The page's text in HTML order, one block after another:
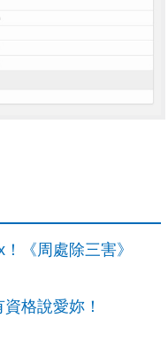
《周處除三害》
格說愛妳！